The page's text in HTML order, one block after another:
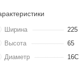
Ширина 225
Высота 65
Диаметр 16C